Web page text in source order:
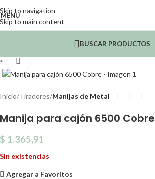
Skip to navigation
Skip to main content
MENU
BUSCAR PRODUCTOS
*
Inicio Tiradores Manijas de Metal
Manija para cajón 6500 Cobre
$ 1.365,91
Sin existencias
Agregar a Favoritos